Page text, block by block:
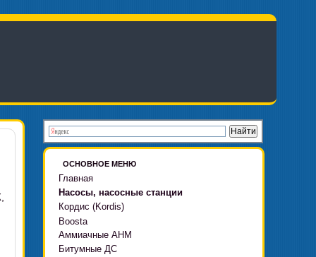
ОСНОВНОЕ МЕНЮ
Главная
Насосы, насосные станции
Кордис (Kordis)
Boosta
Boosta-F
Boosta-L
Аммиачные АНМ
Битумные ДС